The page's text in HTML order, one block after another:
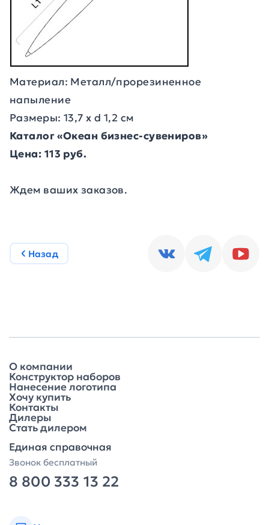
Материал: Металл/прорезиненное
напыление
Размеры: 13,7 х d 1,2 см
Каталог «Океан бизнес-сувениров»
Цена: 113 руб.
Ждем ваших заказов.
Назад
О компании
Конструктор наборов
Нанесение логотипа
Хочу купить
Контакты
Дилеры
Стать дилером
Единая справочная
Звонок бесплатный
8 800 333 13 22